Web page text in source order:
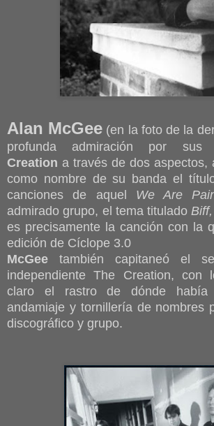
Alan McGee (en la foto de la
profunda admiración por sus
Creation a través de dos aspectos,
como nombre de su banda el
canciones de aquel We Are
admirado grupo, el tema titulado
es precisamente la canción con la
edición de Cíclope 3.0
McGee también capitaneó el
independiente The Creation, con
claro el rastro de dónde
andamiaje y tornillería de nombres
discográfico y grupo.